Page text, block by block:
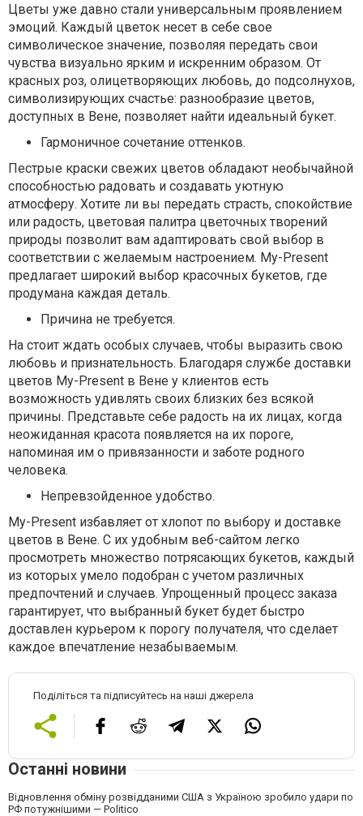
Цветы уже давно стали универсальным проявлением
эмоций. Каждый цветок несет в себе свое
символическое значение, позволяя передать свои
чувства визуально ярким и искренним образом. От
красных роз, олицетворяющих любовь, до подсолнухов,
символизирующих счастье: разнообразие цветов,
доступных в Вене, позволяет найти идеальный букет.
Гармоничное сочетание оттенков.
Пестрые краски свежих цветов обладают необычайной
способностью радовать и создавать уютную
атмосферу. Хотите ли вы передать страсть, спокойствие
или радость, цветовая палитра цветочных творений
природы позволит вам адаптировать свой выбор в
соответствии с желаемым настроением. My-Present
предлагает широкий выбор красочных букетов, где
продумана каждая деталь.
Причина не требуется.
На стоит ждать особых случаев, чтобы выразить свою
любовь и признательность. Благодаря службе доставки
цветов My-Present в Вене у клиентов есть
возможность удивлять своих близких без всякой
причины. Представьте себе радость на их лицах, когда
неожиданная красота появляется на их пороге,
напоминая им о привязанности и заботе родного
человека.
Непревзойденное удобство.
My-Present избавляет от хлопот по выбору и доставке
цветов в Вене. С их удобным веб-сайтом легко
просмотреть множество потрясающих букетов, каждый
из которых умело подобран с учетом различных
предпочтений и случаев. Упрощенный процесс заказа
гарантирует, что выбранный букет будет быстро
доставлен курьером к порогу получателя, что сделает
каждое впечатление незабываемым.
Поділіться та підписуйтесь на наші джерела
Останні новини
Відновлення обміну розвідданими США з Україною зробило удари по
РФ потужнішими — Politico